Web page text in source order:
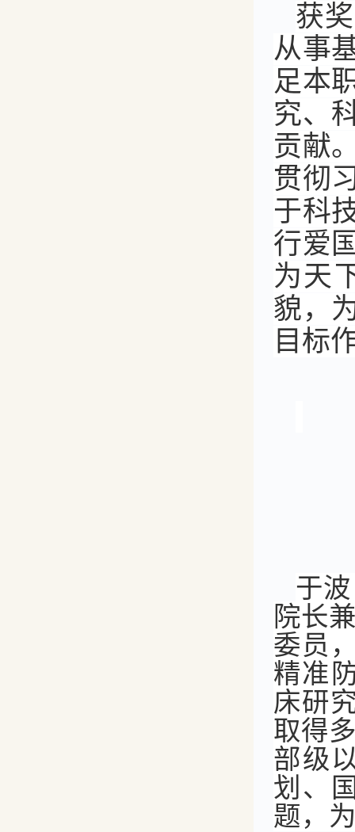
获
从事
足本
究、
贡献
贯彻
于科
行爱
为天
貌，
目标
于
院长
委员
精准
床研
取得
部级
划、
题，